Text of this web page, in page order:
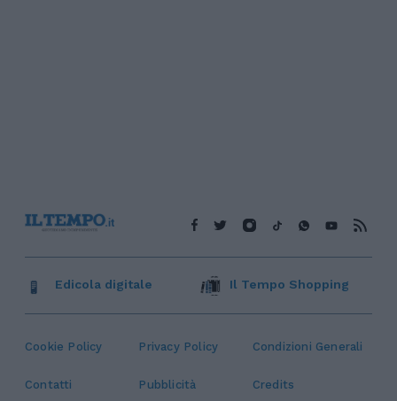
Cookie Policy Privacy Policy Condizioni Generali
Contatti Pubblicità Credits
Edicola digitale Il Tempo Shopping